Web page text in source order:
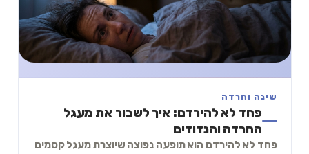
שינה וחרדה
פחד לא להירדם: איך לשבור את מעגל
החרדה והנדודים
פחד לא להירדם הוא תופעה נפוצה שיוצרת מעגל קסמים